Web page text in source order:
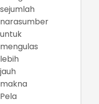
sejumlah
narasumber
untuk
mengulas
lebih
jauh
makna
Pela